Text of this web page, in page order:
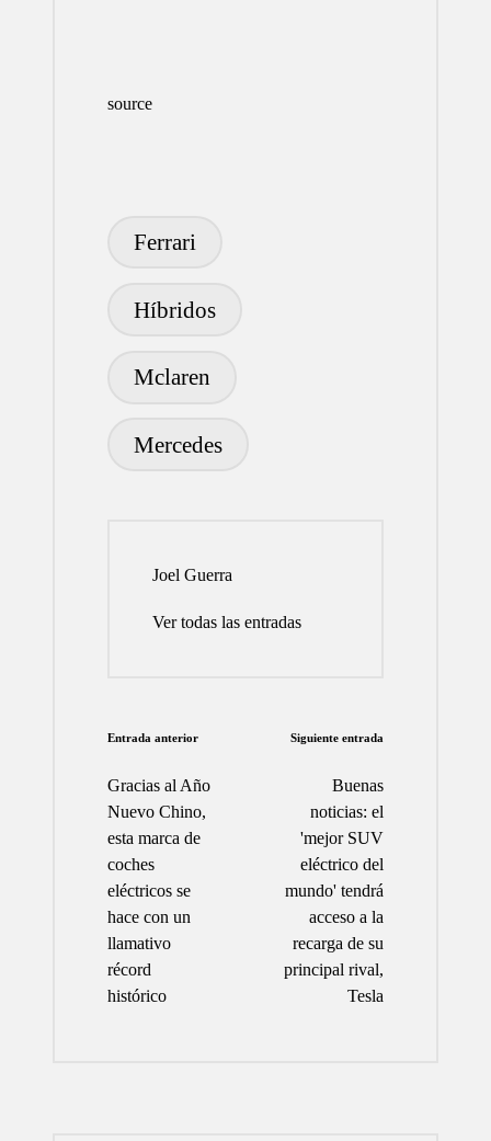
source
Ferrari
Híbridos
Mclaren
Mercedes
Joel Guerra
Ver todas las entradas
Navegación
de
entradas
Entrada anterior
Gracias al Año
Nuevo Chino,
esta marca de
coches
eléctricos se
hace con un
llamativo
récord
histórico
Siguiente entrada
Buenas
noticias: el
'mejor SUV
eléctrico del
mundo' tendrá
acceso a la
recarga de su
principal rival,
Tesla